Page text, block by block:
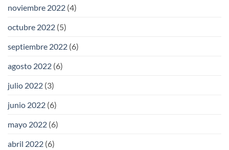
noviembre 2022 (4)
octubre 2022 (5)
septiembre 2022 (6)
agosto 2022 (6)
julio 2022 (3)
junio 2022 (6)
mayo 2022 (6)
abril 2022 (6)